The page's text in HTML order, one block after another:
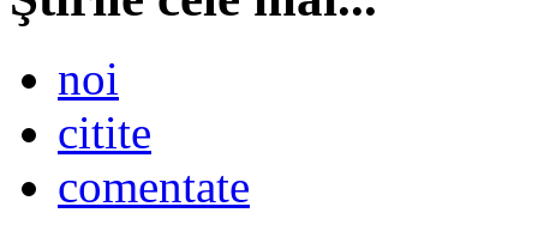
noi
citite
comentate